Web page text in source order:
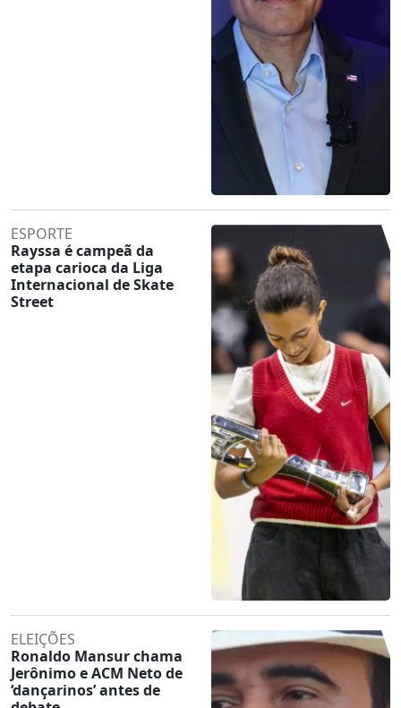
ESPORTE
Rayssa é campeã da
etapa carioca da Liga
Internacional de Skate
Street
ELEIÇÕES
Ronaldo Mansur chama
Jerônimo e ACM Neto de
‘dançarinos’ antes de